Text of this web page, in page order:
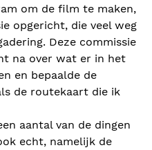
om de film te maken,
opgericht, die veel weg
Deze commissie
na over wat er in het
en bepaalde de
de routekaart die ik
aantal van de dingen
echt, namelijk de